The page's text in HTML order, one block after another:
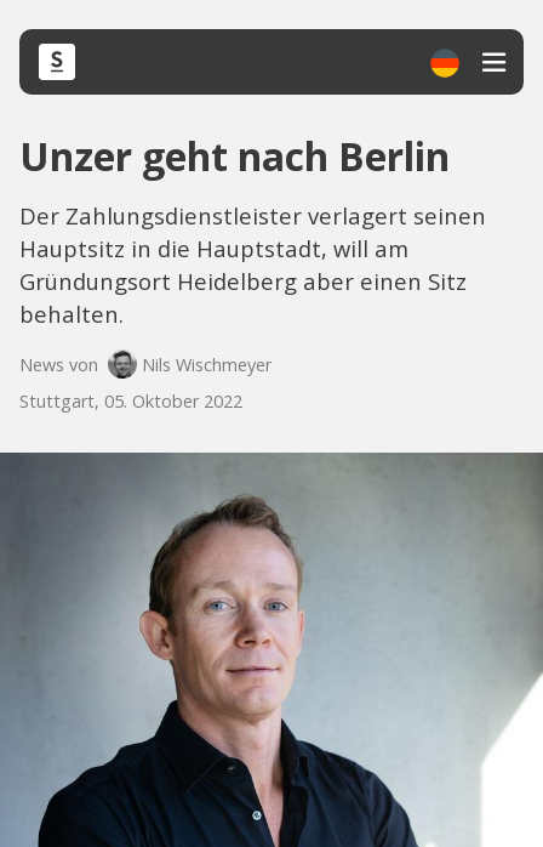
Unzer geht nach Berlin
Der Zahlungsdienstleister verlagert seinen
Hauptsitz in die Hauptstadt, will am
Gründungsort Heidelberg aber einen Sitz
behalten.
News von
Nils Wischmeyer
Stuttgart, 05. Oktober 2022